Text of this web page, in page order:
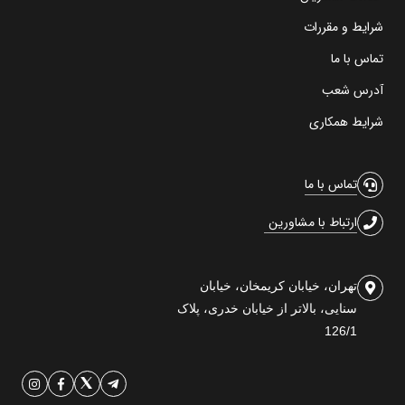
شرایط و مقررات
تماس با ما
آدرس شعب
شرایط همکاری
تماس با ما
ارتباط با مشاورین
تهران، خیابان کریمخان، خیابان
سنایی، بالاتر از خیابان خدری، پلاک
126/1